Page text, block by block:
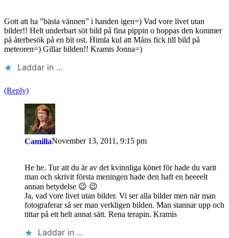
Gott att ha ”bästa vännen” i handen igen=) Vad vore livet utan
bilder!! Helt underbart söt bild på fina pippin o hoppas den kommer
på återbesök på en bit ost. Himla kul att Måns fick till bild på
meteoren=) Gillar bilden!! Kramis Jonna=)
Laddar in …
(Reply)
CamillaNovember 13, 2011, 9:15 pm
He he. Tur att du är av det kvinnliga könet för hade du varit
man och skrivit första meningen hade den haft en heeeelt
annan betydelse 😉 😉
Ja, vad vore livet utan bilder. Vi ser alla bilder men när man
fotograferar så ser man verkligen bilden. Man stannar upp och
tittar på ett helt annat sätt. Rena terapin. Kramis
Laddar in …